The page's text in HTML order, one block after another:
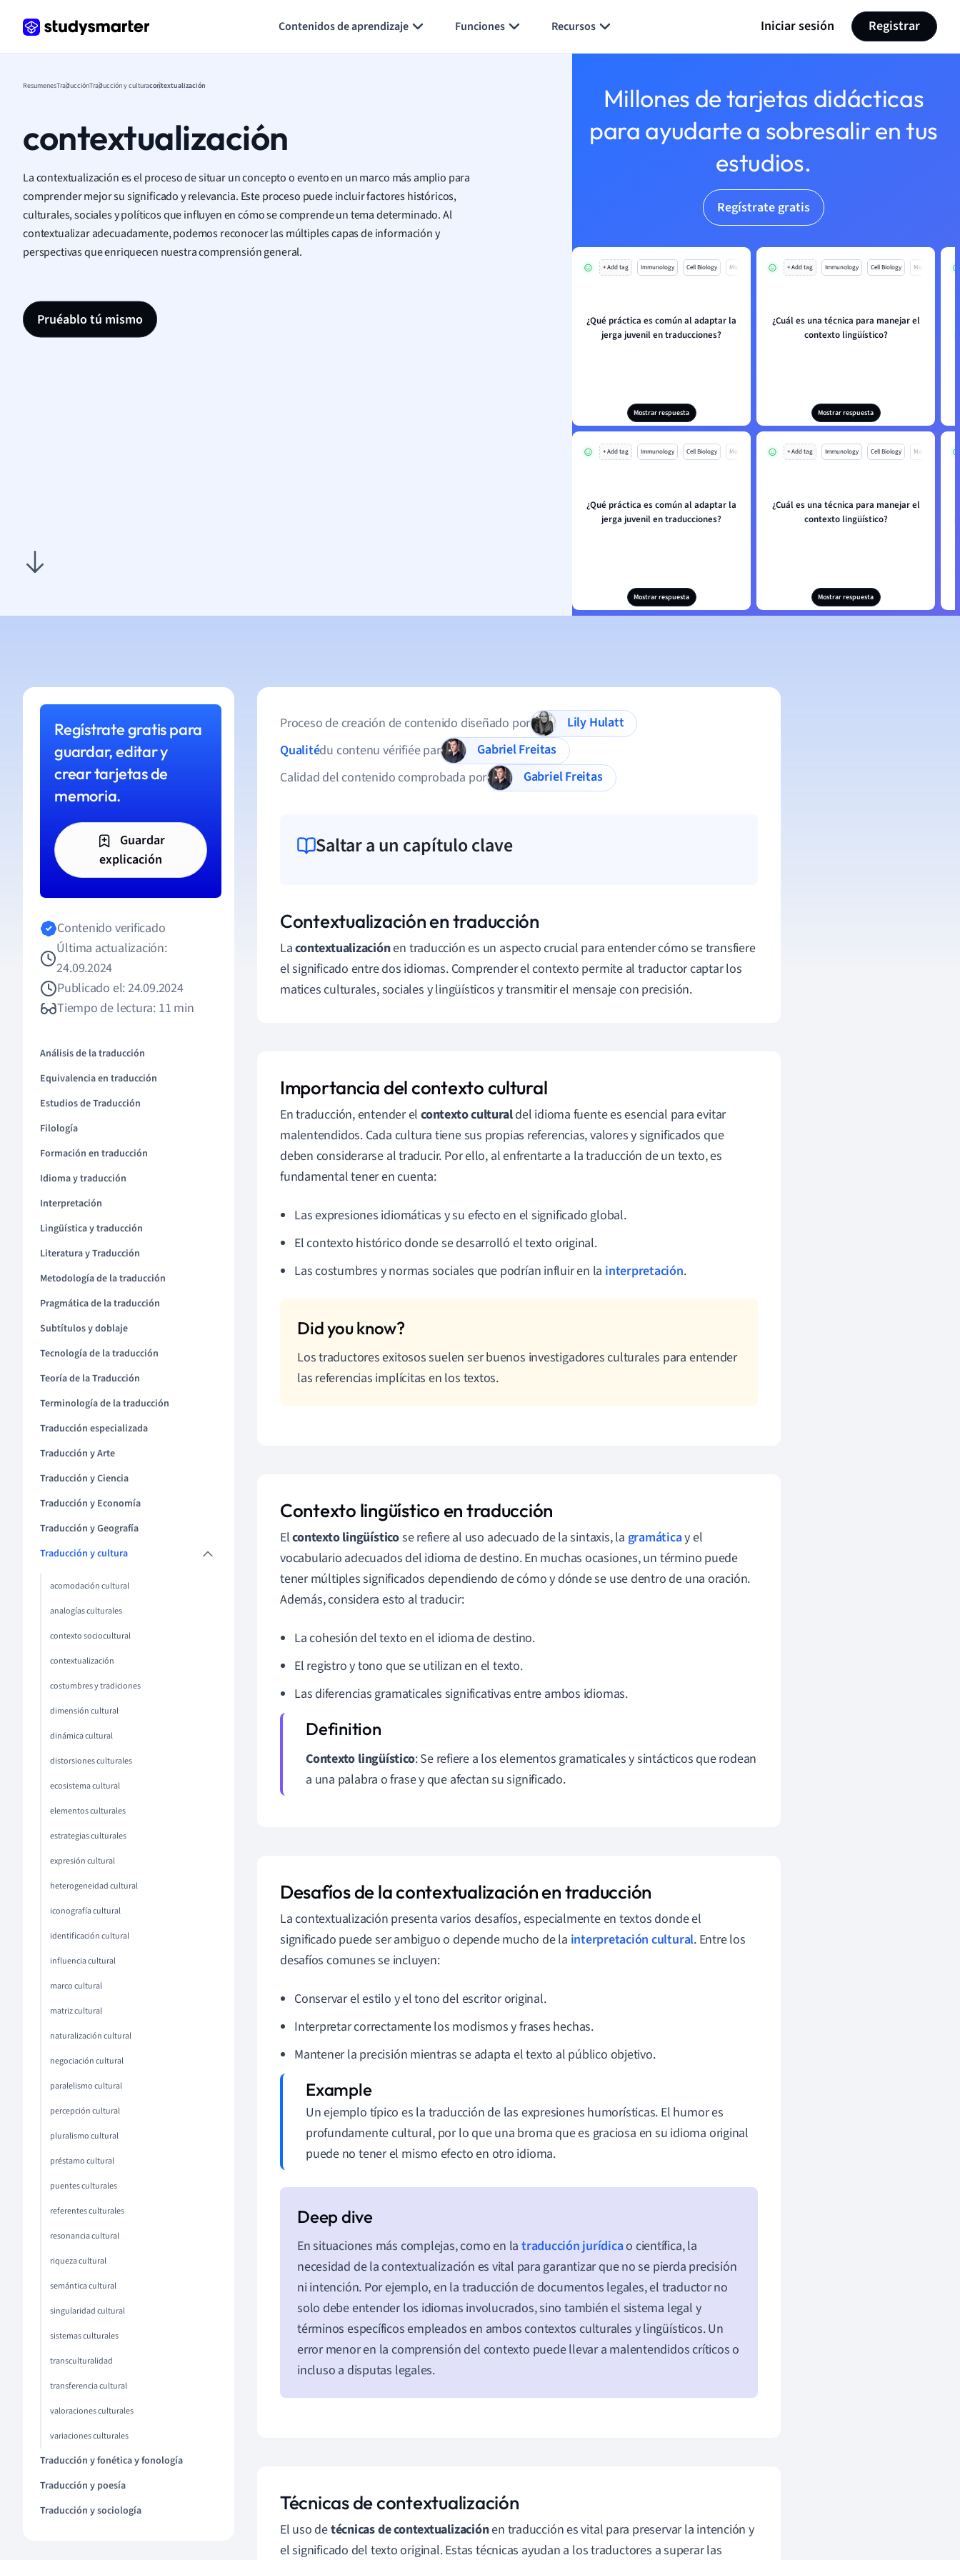
Contenidos de aprendizaje Funciones Recursos Iniciar sesión Registrar
ResumenesTraducciónTraducción y culturacontextualización
contextualización
La contextualización es el proceso de situar un concepto o evento en un marco más amplio para
comprender mejor su significado y relevancia. Este proceso puede incluir factores históricos,
culturales, sociales y políticos que influyen en cómo se comprende un tema determinado. Al
contextualizar adecuadamente, podemos reconocer las múltiples capas de información y
perspectivas que enriquecen nuestra comprensión general.
Pruéablo tú mismo
Millones de tarjetas didácticas
para ayudarte a sobresalir en tus
estudios.
Regístrate gratis
+ Add tag Immunology Cell Biology Mo
¿Qué práctica es común al adaptar la
jerga juvenil en traducciones?
Mostrar respuesta
+ Add tag Immunology Cell Biology Mo
¿Cuál es una técnica para manejar el
contexto lingüístico?
Mostrar respuesta
+ Add tag Immunology Cell Biology Mo
¿Qué práctica es común al adaptar la
jerga juvenil en traducciones?
Mostrar respuesta
+ Add tag Immunology Cell Biology Mo
¿Cuál es una técnica para manejar el
contexto lingüístico?
Mostrar respuesta
Regístrate gratis para
guardar, editar y
crear tarjetas de
memoria.
Guardar
explicación
Contenido verificado
Última actualización:
24.09.2024
Publicado el: 24.09.2024
Tiempo de lectura: 11 min
Análisis de la traducción
Equivalencia en traducción
Estudios de Traducción
Filología
Formación en traducción
Idioma y traducción
Interpretación
Lingüística y traducción
Literatura y Traducción
Metodología de la traducción
Pragmática de la traducción
Subtítulos y doblaje
Tecnología de la traducción
Teoría de la Traducción
Terminología de la traducción
Traducción especializada
Traducción y Arte
Traducción y Ciencia
Traducción y Economía
Traducción y Geografía
Traducción y cultura
acomodación cultural
analogías culturales
contexto sociocultural
contextualización
costumbres y tradiciones
dimensión cultural
dinámica cultural
distorsiones culturales
ecosistema cultural
elementos culturales
estrategias culturales
expresión cultural
heterogeneidad cultural
iconografía cultural
identificación cultural
influencia cultural
marco cultural
matriz cultural
naturalización cultural
negociación cultural
paralelismo cultural
percepción cultural
pluralismo cultural
préstamo cultural
puentes culturales
referentes culturales
resonancia cultural
riqueza cultural
semántica cultural
singularidad cultural
sistemas culturales
transculturalidad
transferencia cultural
valoraciones culturales
variaciones culturales
Traducción y fonética y fonología
Traducción y poesía
Traducción y sociología
Proceso de creación de contenido diseñado por
Lily Hulatt
Qualitédu contenu vérifiée par
Gabriel Freitas
Calidad del contenido comprobada por
Gabriel Freitas
Saltar a un capítulo clave
Contextualización en traducción
Lacontextualizaciónen traducción es un aspecto crucial para entender cómo se transfiere
el significado entre dos idiomas. Comprender el contexto permite al traductor captar los
matices culturales, sociales y lingüísticos y transmitir el mensaje con precisión.
Importancia del contexto cultural
En traducción, entender elcontexto culturaldel idioma fuente es esencial para evitar
malentendidos. Cada cultura tiene sus propias referencias, valores y significados que
deben considerarse al traducir. Por ello, al enfrentarte a la traducción de un texto, es
fundamental tener en cuenta:
Las expresiones idiomáticas y su efecto en el significado global.
El contexto histórico donde se desarrolló el texto original.
Las costumbres y normas sociales que podrían influir en la interpretación.
Los traductores exitosos suelen ser buenos investigadores culturales para entender
las referencias implícitas en los textos.
Contexto lingüístico en traducción
Elcontexto lingüísticose refiere al uso adecuado de la sintaxis, la gramáticay el
vocabulario adecuados del idioma de destino. En muchas ocasiones, un término puede
tener múltiples significados dependiendo de cómo y dónde se use dentro de una oración.
Además, considera esto al traducir:
La cohesión del texto en el idioma de destino.
El registro y tono que se utilizan en el texto.
Las diferencias gramaticales significativas entre ambos idiomas.
Contexto lingüístico: Se refiere a los elementos gramaticales y sintácticos que rodean
a una palabra o frase y que afectan su significado.
Desafíos de la contextualización en traducción
La contextualización presenta varios desafíos, especialmente en textos donde el
significado puede ser ambiguo o depende mucho de la interpretación cultural. Entre los
desafíos comunes se incluyen:
Conservar el estilo y el tono del escritor original.
Interpretar correctamente los modismos y frases hechas.
Mantener la precisión mientras se adapta el texto al público objetivo.
Un ejemplo típico es la traducción de las expresiones humorísticas. El humor es
profundamente cultural, por lo que una broma que es graciosa en su idioma original
puede no tener el mismo efecto en otro idioma.
En situaciones más complejas, como en la traducción jurídicao científica, la
necesidad de la contextualización es vital para garantizar que no se pierda precisión
ni intención. Por ejemplo, en la traducción de documentos legales, el traductor no
solo debe entender los idiomas involucrados, sino también el sistema legal y
términos específicos empleados en ambos contextos culturales y lingüísticos. Un
error menor en la comprensión del contexto puede llevar a malentendidos críticos o
incluso a disputas legales.
Técnicas de contextualización
El uso detécnicas de contextualizaciónen traducción es vital para preservar la intención y
el significado del texto original. Estas técnicas ayudan a los traductores a superar las